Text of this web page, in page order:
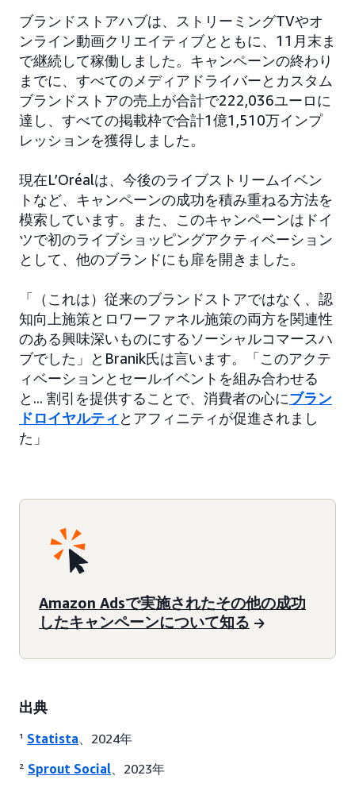
ブランドストアハブは、ストリーミングTVやオ
ンライン動画クリエイティブとともに、11月末ま
で継続して稼働しました。キャンペーンの終わり
までに、すべてのメディアドライバーとカスタム
ブランドストアの売上が合計で222,036ユーロに
達し、すべての掲載枠で合計1億1,510万インプ
レッションを獲得しました。
現在L’Oréalは、今後のライブストリームイベン
トなど、キャンペーンの成功を積み重ねる方法を
模索しています。また、このキャンペーンはドイ
ツで初のライブショッピングアクティベーション
として、他のブランドにも扉を開きました。
「（これは）従来のブランドストアではなく、認
知向上施策とロワーファネル施策の両方を関連性
のある興味深いものにするソーシャルコマースハ
ブでした」とBranik氏は言います。「このアクテ
ィベーションとセールイベントを組み合わせる
と... 割引を提供することで、消費者の心にブラン
ドロイヤルティ とアフィニティが促進されまし
た」
Amazon Adsで実施されたその他の成功
したキャンペーンについて知る
出典
¹ Statista 、2024年
² Sprout Social 、2023年